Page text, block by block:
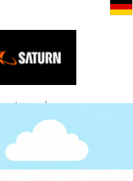
saturn.de